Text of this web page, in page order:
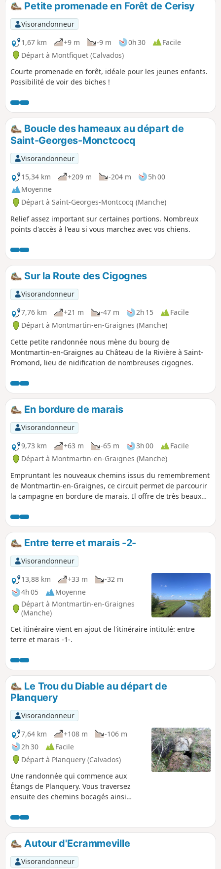
p
Petite promenade en Forêt de Cerisy
Visorandonneur
1,67 km
+9 m -9 m 0h 30
Facile
Départ à Montfiquet (Calvados)
Courte promenade en forêt, idéale pour les jeunes enfants.
Possibilité de voir des biches !
Boucle des hameaux au départ de
Saint-Georges-Monctcocq
Visorandonneur
15,34 km
+209 m -204 m
5h 00
Moyenne
Départ à Saint-Georges-Montcocq (Manche)
Relief assez important sur certaines portions. Nombreux
points d'accès à l'eau si vous marchez avec vos chiens.
Sur la Route des Cigognes
Visorandonneur
7,76 km
+21 m -47 m 2h 15
Facile
Départ à Montmartin-en-Graignes (Manche)
Cette petite randonnée nous mène du bourg de
Montmartin-en-Graignes au Château de la Rivière à Saint-
Fromond, lieu de nidification de nombreuses cigognes.
En bordure de marais
Visorandonneur
9,73 km
+63 m -65 m 3h 00
Facile
Départ à Montmartin-en-Graignes (Manche)
Empruntant les nouveaux chemins issus du remembrement
de Montmartin-en-Graignes, ce circuit permet de parcourir
la campagne en bordure de marais. Il offre de très beaux
Entre terre et marais -2-
Visorandonneur
13,88 km
+33 m
-32 m
4h 05
Moyenne
Départ à Montmartin-en-Graignes
(Manche)
Cet itinéraire vient en ajout de l'itinéraire intitulé: entre
terre et marais -1-.
Le Trou du Diable au départ de
Planquery
Visorandonneur
7,64 km
+108 m
-106 m
2h 30
Facile
Départ à Planquery (Calvados)
Une randonnée qui commence aux
Étangs de Planquery. Vous traversez
ensuite des chemins bocagés ainsi
Découvrez aussi le Trou du Diable, une
cavité/grotte se trouvant au bord du
chemin.Autour d'Ecrammeville
Visorandonneur